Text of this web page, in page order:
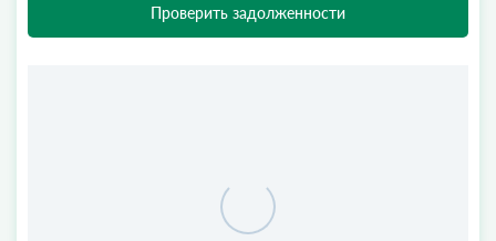
Проверить задолженности